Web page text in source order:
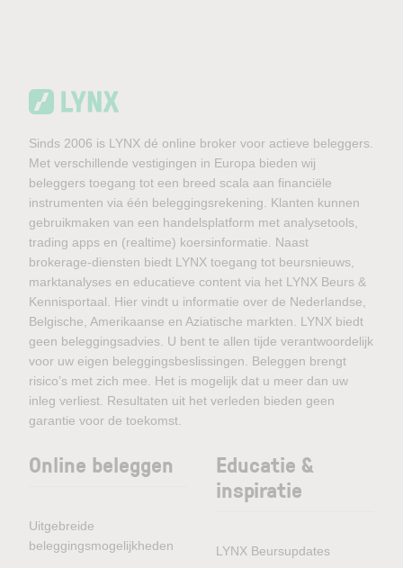
Sinds 2006 is LYNX dé online broker voor actieve beleggers.
Met verschillende vestigingen in Europa bieden wij
beleggers toegang tot een breed scala aan financiële
instrumenten via één beleggingsrekening. Klanten kunnen
gebruikmaken van een handelsplatform met analysetools,
trading apps en (realtime) koersinformatie. Naast
brokerage-diensten biedt LYNX toegang tot beursnieuws,
marktanalyses en educatieve content via het LYNX Beurs &
Kennisportaal. Hier vindt u informatie over de Nederlandse,
Belgische, Amerikaanse en Aziatische markten. LYNX biedt
geen beleggingsadvies. U bent te allen tijde verantwoordelijk
voor uw eigen beleggingsbeslissingen. Beleggen brengt
risico’s met zich mee. Het is mogelijk dat u meer dan uw
inleg verliest. Resultaten uit het verleden bieden geen
garantie voor de toekomst.
Online beleggen
Uitgebreide
beleggingsmogelijkheden
Educatie &
inspiratie
LYNX Beursupdates